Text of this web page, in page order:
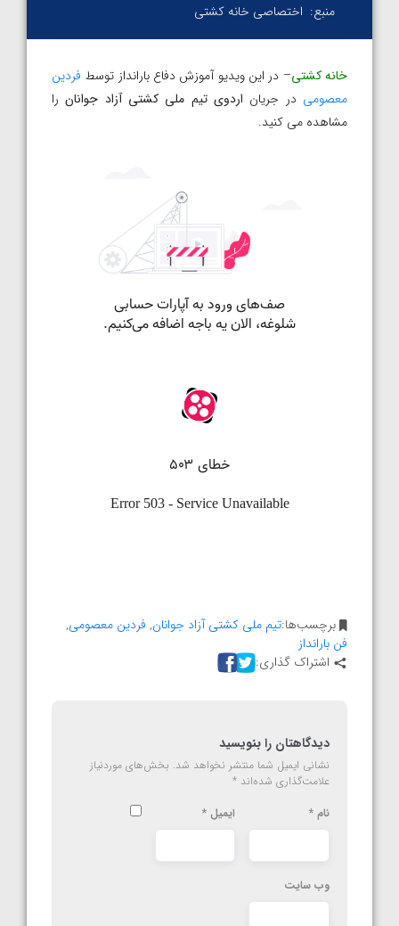
منبع: اختصاصی خانه کشتی
خانه کشتی– در این ویدیو آموزش دفاع بارانداز توسط فردین
معصومی در جریان اردوی تیم ملی کشتی آزاد جوانانرا
مشاهده می کنید.
برچسب‌ها:تیم ملی کشتی آزاد جوانان, فردین معصومی,
فن بارانداز
اشتراک گذاری:
دیدگاهتان را بنویسید
نشانی ایمیل شما منتشر نخواهد شد. بخش‌های موردنیاز
علامت‌گذاری شده‌اند *
نام * ایمیل *
وب‌ سایت